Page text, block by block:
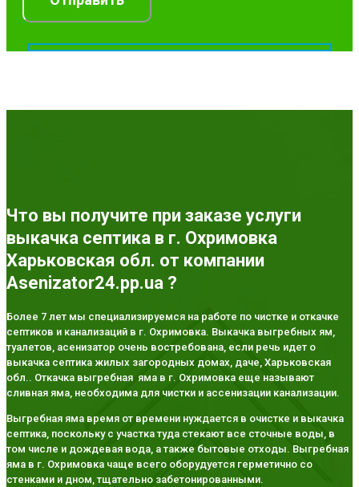
Что вы получите при заказе услуги
выкачка септика в г. Охримовка
Харьковская обл. от компании
Asenizator24.pp.ua ?
Более 7 лет мы специализируемся на работе по чистке и откачке
септиков и канализаций в г. Охримовка. Выкачка выгребных ям,
туалетов, асенизатор очень востребована, если речь идет о
выкачка септика жилых загородных домах, даче, Харьковская
обл.. Откачка выгребная яма в г. Охримовка еще называют
сливная яма, необходима для чистки и ассенизации канализации.
Выгребная яма время от времени нуждается в очистке и выкачка
септика, поскольку с участка туда стекают все сточные воды, в
том числе и дождевая вода, а также бытовые отходы. Выгребная
яма в г. Охримовка чаще всего оборудуется герметично со
стенками и дном, тщательно забетонированными.